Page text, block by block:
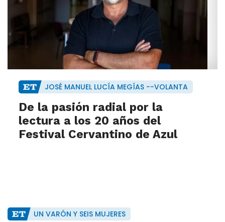
JOSÉ MANUEL LUCÍA MEGÍAS --VOLANTA
De la pasión radial por la
lectura a los 20 años del
Festival Cervantino de Azul
UN VARÓN Y SEIS MUJERES